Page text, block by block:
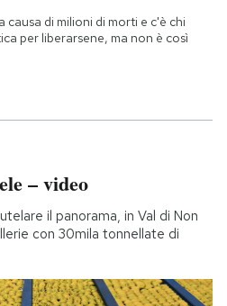
di milioni di morti e c'è chi
per liberarsene, ma non è così
– video
il panorama, in Val di Non
con 30mila tonnellate di